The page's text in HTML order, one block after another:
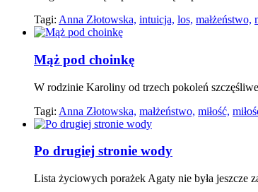
Tagi: Anna Złotowska, intuicja, los, małżeństwo,
Mąż pod choinkę
W rodzinie Karoliny od trzech pokoleń
Tagi: Anna Złotowska, małżeństwo, miłość,
Po drugiej stronie wody
Lista życiowych porażek Agaty nie była jeszcze